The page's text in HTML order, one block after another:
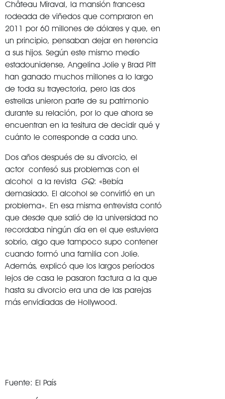
Château Miraval, la mansión francesa
rodeada de viñedos que compraron en
2011 por 60 millones de dólares y que, en
un principio, pensaban dejar en herencia
a sus hijos. Según este mismo medio
estadounidense, Angelina Jolie y Brad Pitt
han ganado muchos millones a lo largo
de toda su trayectoria, pero las dos
estrellas unieron parte de su patrimonio
durante su relación, por lo que ahora se
encuentran en la tesitura de decidir qué y
cuánto le corresponde a cada uno.
Dos años después de su divorcio, el
actor confesó sus problemas con el
alcohol a la revista GQ: «Bebía
demasiado. El alcohol se convirtió en un
problema». En esa misma entrevista contó
que desde que salió de la universidad no
recordaba ningún día en el que estuviera
sobrio, algo que tampoco supo contener
cuando formó una familia con Jolie.
Además, explicó que los largos períodos
lejos de casa le pasaron factura a la que
hasta su divorcio era una de las parejas
más envidiadas de Hollywood.
Fuente: El País